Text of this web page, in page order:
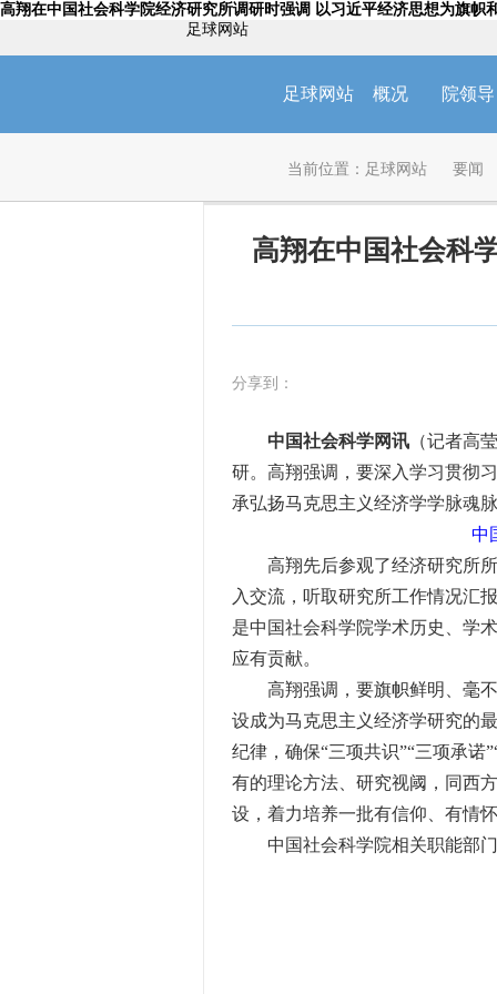
高翔在中国社会科学院经济研究所调研时强调 以习近平经济思想为旗帜
足球网站
足球网站 概况 院领导
当前位置： 足球网站 要闻
高翔在中国社会科
分享到：
中国社会科学网讯 （记者高
研。高翔强调，要深入学习贯彻
承弘扬马克思主义经济学学脉魂
中
高翔先后参观了经济研究所所
入交流，听取研究所工作情况汇
是中国社会科学院学术历史、学
应有贡献。
高翔强调，要旗帜鲜明、毫不
设成为马克思主义经济学研究的
纪律，确保“三项共识”“三项承
有的理论方法、研究视阈，同西
设，着力培养一批有信仰、有情
中国社会科学院相关职能部门